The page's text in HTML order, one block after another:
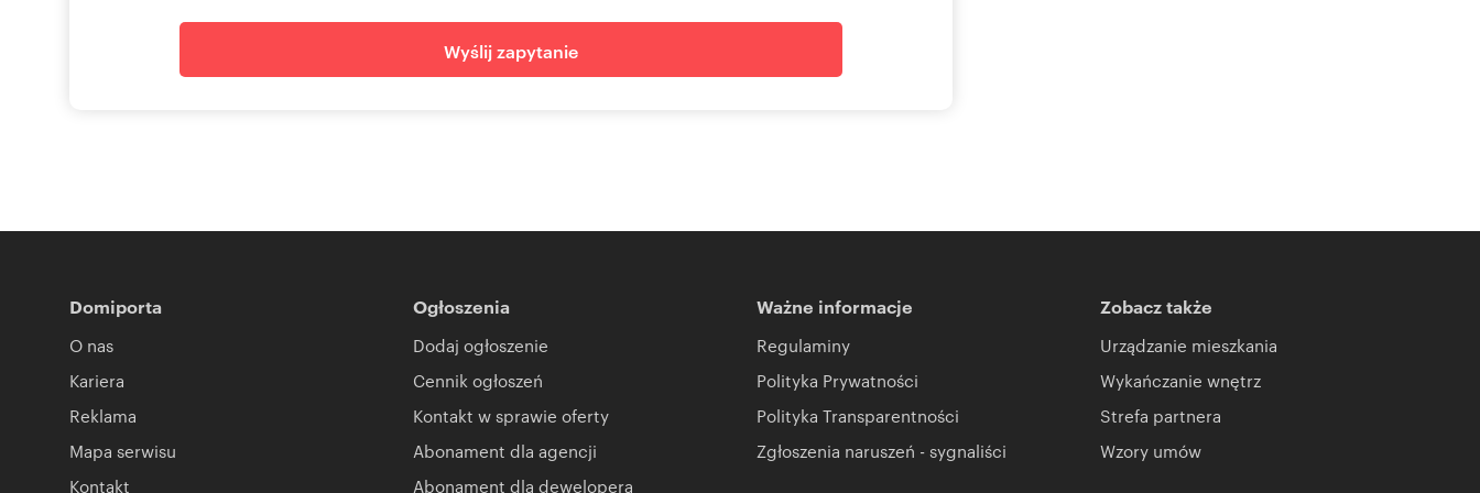
➡ Bezproblemowy dostęp mediów + wysoka moc prądu
➡ Widoczność z A1 - ogromny atut marketingowy
Wyślij zapytanie
Domiporta
O nas
Kariera
Reklama
Mapa serwisu
Kontakt
Ogłoszenia
Dodaj ogłoszenie
Cennik ogłoszeń
Kontakt w sprawie oferty
Abonament dla agencji
Abonament dla dewelopera
Ważne informacje
Regulaminy
Polityka Prywatności
Polityka Transparentności
Zgłoszenia naruszeń - sygnaliści
Zobacz także
Urządzanie mieszkania
Wykańczanie wnętrz
Strefa partnera
Wzory umów